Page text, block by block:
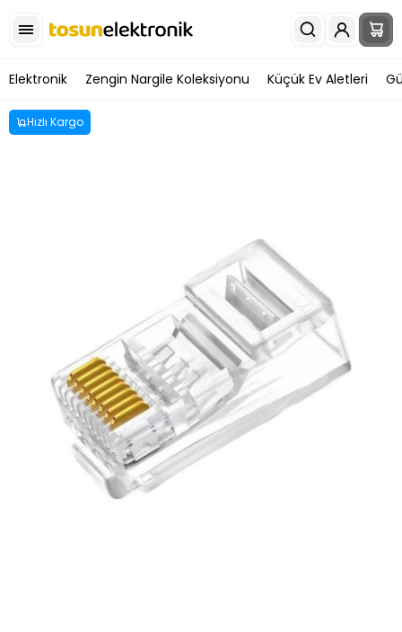
Elektronik Zengin Nargile Koleksiyonu Küçük Ev Aletleri
Hızlı Kargo